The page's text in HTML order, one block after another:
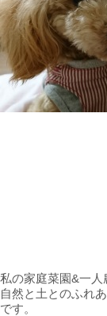
私の家庭菜園&一人
自然と土とのふれ
です。